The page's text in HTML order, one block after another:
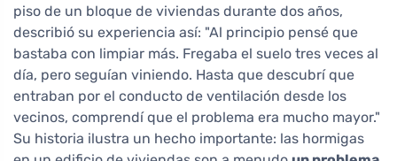
piso de un bloque de viviendas durante dos años,
describió su experiencia así: "Al principio pensé que
bastaba con limpiar más. Fregaba el suelo tres veces al
día, pero seguían viniendo. Hasta que descubrí que
entraban por el conducto de ventilación desde los
vecinos, comprendí que el problema era mucho mayor."
Su historia ilustra un hecho importante: las hormigas